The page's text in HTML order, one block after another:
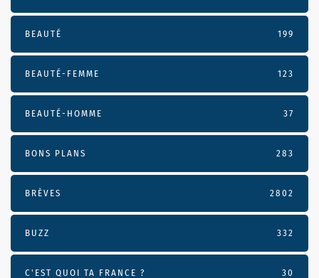
BEAUTÉ 199
BEAUTÉ-FEMME 123
BEAUTÉ-HOMME 37
BONS PLANS 283
BRÈVES 2802
BUZZ 332
C'EST QUOI TA FRANCE ? 30